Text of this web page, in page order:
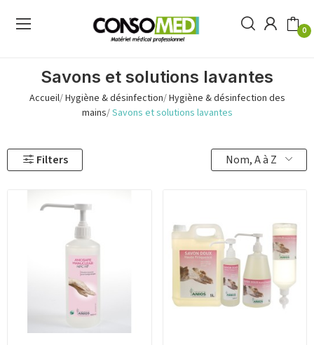
0
Savons et solutions lavantes
Accueil Hygiène & désinfection Hygiène & désinfection des
mains Savons et solutions lavantes
Filters Nom, A à Z